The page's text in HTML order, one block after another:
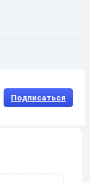
Подписаться